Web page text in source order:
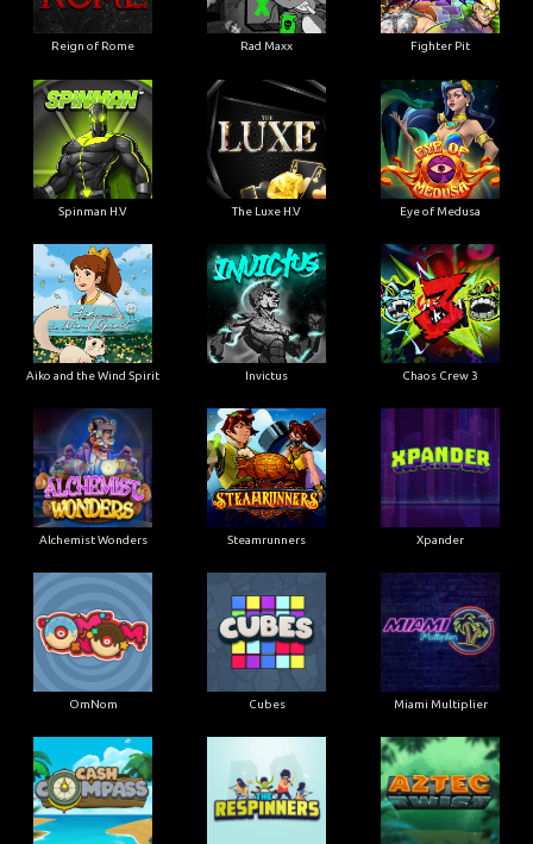
Reign of Rome Rad Maxx Fighter Pit
Spinman H.V The Luxe H.V Eye of Medusa
Aiko and the Wind Spirit Invictus Chaos Crew 3
Alchemist Wonders Steamrunners Xpander
OmNom Cubes Miami Multiplier